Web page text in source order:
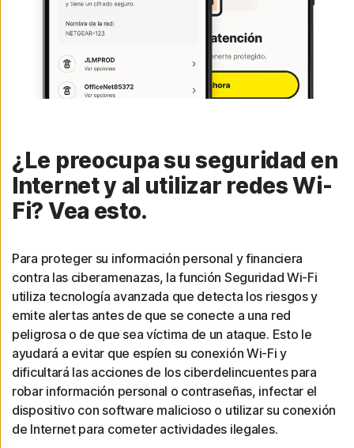
¿Le preocupa su seguridad en
Internet y al utilizar redes Wi-
Fi? Vea esto.
Para proteger su información personal y financiera
contra las ciberamenazas, la función Seguridad Wi-Fi
utiliza tecnología avanzada que detecta los riesgos y
emite alertas antes de que se conecte a una red
peligrosa o de que sea víctima de un ataque. Esto le
ayudará a evitar que espíen su conexión Wi-Fi y
dificultará las acciones de los ciberdelincuentes para
robar información personal o contraseñas, infectar el
dispositivo con software malicioso o utilizar su conexión
de Internet para cometer actividades ilegales.